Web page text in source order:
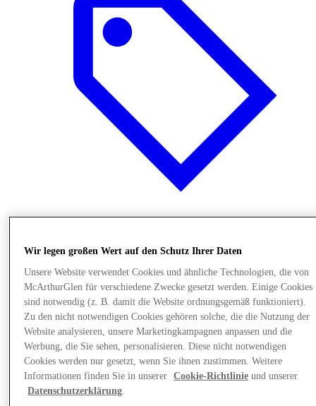
Wir legen großen Wert auf den Schutz Ihrer Daten
Unsere Website verwendet Cookies und ähnliche Technologien, die von
McArthurGlen für verschiedene Zwecke gesetzt werden. Einige Cookies
sind notwendig (z. B. damit die Website ordnungsgemäß funktioniert).
Zu den nicht notwendigen Cookies gehören solche, die die Nutzung der
Website analysieren, unsere Marketingkampagnen anpassen und die
Werbung, die Sie sehen, personalisieren. Diese nicht notwendigen
Cookies werden nur gesetzt, wenn Sie ihnen zustimmen. Weitere
Informationen finden Sie in unserer
Cookie-Richtlinie und unserer
Datenschutzerklärung